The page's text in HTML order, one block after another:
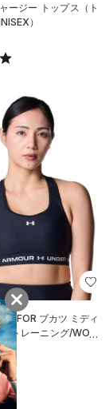
ージー トップス（ト
）
ラ FOR ブカツ ミディ
トレーニング/WOM